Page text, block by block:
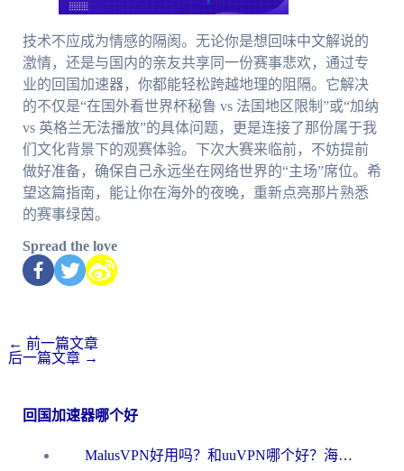
技术不应成为情感的隔阂。无论你是想回味中文解说的
激情，还是与国内的亲友共享同一份赛事悲欢，通过专
业的回国加速器，你都能轻松跨越地理的阻隔。它解决
的不仅是“在国外看世界杯秘鲁 vs 法国地区限制”或“加纳
vs 英格兰无法播放”的具体问题，更是连接了那份属于我
们文化背景下的观赛体验。下次大赛来临前，不妨提前
做好准备，确保自己永远坐在网络世界的“主场”席位。希
望这篇指南，能让你在海外的夜晚，重新点亮那片熟悉
的赛事绿茵。
Spread the love
← 前一篇文章
后一篇文章 →
回国加速器哪个好
MalusVPN好用吗？和uuVPN哪个好？海外党无缝访问国内资源的真实对比与选择指南